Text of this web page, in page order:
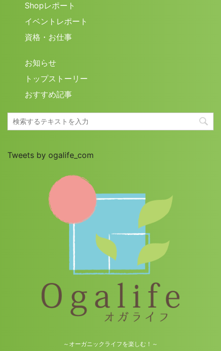
Shopレポート
イベントレポート
資格・お仕事
お知らせ
トップストーリー
おすすめ記事
Tweets by ogalife_com
～オーガニックライフを楽しむ！～